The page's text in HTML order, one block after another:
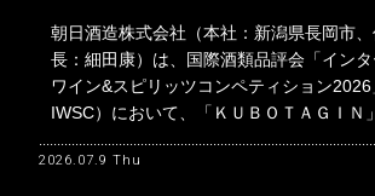
朝日酒造株式会社（本社：新潟県長岡市
長：細田康）は、国際酒類品評会「イン
ワイン&スピリッツコンペティション
IWSC）において、「ＫＵＢＯＴＡＧＩＮ」
2026.07.9 Thu